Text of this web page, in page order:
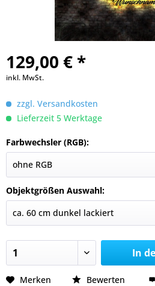
129,00 € *
inkl. MwSt.
zzgl. Versandkosten
Lieferzeit 5 Werktage
Farbwechsler (RGB):
Objektgrößen Auswahl:
In
Merken Bewerten